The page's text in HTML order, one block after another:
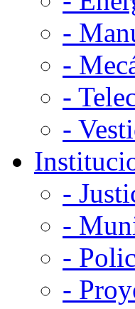
-
-
-
-
-
-
-
-